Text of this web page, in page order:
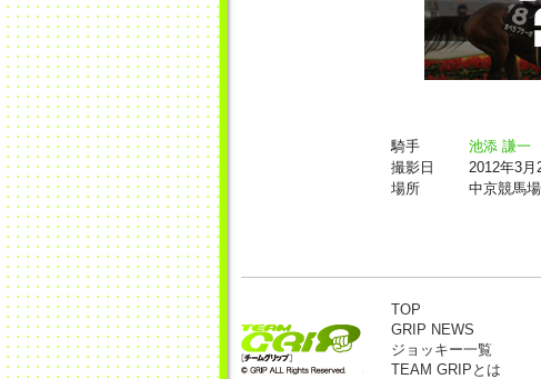
騎手
池添 謙一
撮影日
2012年3月
場所
中京競馬場
TOP
GRIP NEWS
ジョッキー一覧
TEAM GRIPとは